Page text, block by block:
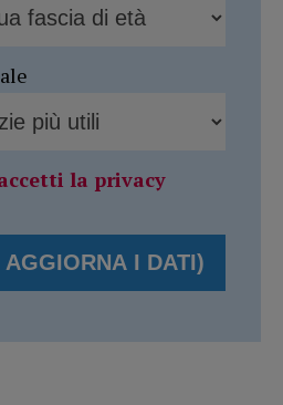
la privacy